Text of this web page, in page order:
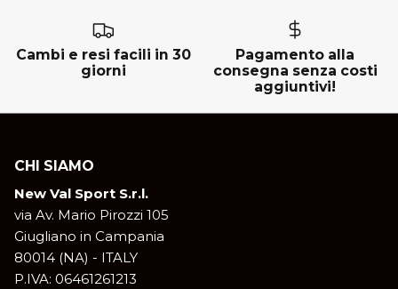
Cambi e resi facili in 30
giorni
Pagamento alla
consegna senza costi
aggiuntivi!
CHI SIAMO
New Val Sport S.r.l.
via Av. Mario Pirozzi 105
Giugliano in Campania
80014 (NA) - ITALY
P.IVA: 06461261213